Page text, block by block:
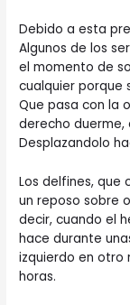
Debido a esta
Algunos de los
el momento de
cualquier porque
Que pasa con la
derecho duerme,
Desplazandolo
Los delfines, que
un reposo sobre
decir, cuando el
hace durante
izquierdo en otro
horas.